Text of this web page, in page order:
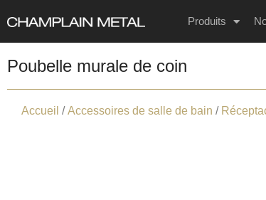
Produits
Poubelle murale de coin
Accueil /Accessoires de salle de bain /